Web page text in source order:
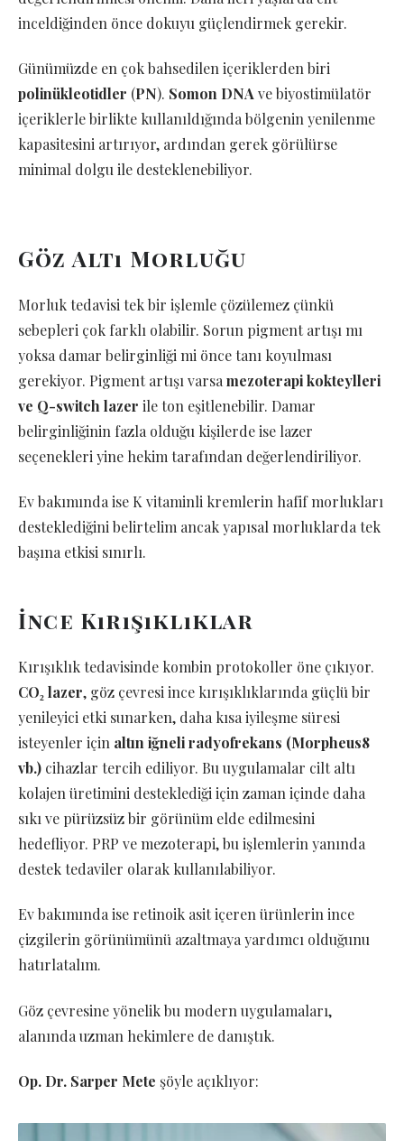
inceldiğinden önce dokuyu güçlendirmek gerekir.
Günümüzde en çok bahsedilen içeriklerden biri
polinükleotidler (PN). Somon DNA ve biyostimülatör
içeriklerle birlikte kullanıldığında bölgenin yenilenme
kapasitesini artırıyor, ardından gerek görülürse
minimal dolgu ile desteklenebiliyor.
Göz Altı Morluğu
Morluk tedavisi tek bir işlemle çözülemez çünkü
sebepleri çok farklı olabilir. Sorun pigment artışı mı
yoksa damar belirginliği mi önce tanı koyulması
gerekiyor. Pigment artışı varsa mezoterapi kokteylleri
ve Q-switch lazer ile ton eşitlenebilir. Damar
belirginliğinin fazla olduğu kişilerde ise lazer
seçenekleri yine hekim tarafından değerlendiriliyor.
Ev bakımında ise K vitaminli kremlerin hafif morlukları
desteklediğini belirtelim ancak yapısal morluklarda tek
başına etkisi sınırlı.
İnce Kırışıklıklar
Kırışıklık tedavisinde kombin protokoller öne çıkıyor.
CO₂ lazer, göz çevresi ince kırışıklıklarında güçlü bir
yenileyici etki sunarken, daha kısa iyileşme süresi
isteyenler için altın iğneli radyofrekans (Morpheus8
vb.) cihazlar tercih ediliyor. Bu uygulamalar cilt altı
kolajen üretimini desteklediği için zaman içinde daha
sıkı ve pürüzsüz bir görünüm elde edilmesini
hedefliyor. PRP ve mezoterapi, bu işlemlerin yanında
destek tedaviler olarak kullanılabiliyor.
Ev bakımında ise retinoik asit içeren ürünlerin ince
çizgilerin görünümünü azaltmaya yardımcı olduğunu
hatırlatalım.
Göz çevresine yönelik bu modern uygulamaları,
alanında uzman hekimlere de danıştık.
Op. Dr. Sarper Mete şöyle açıklıyor: